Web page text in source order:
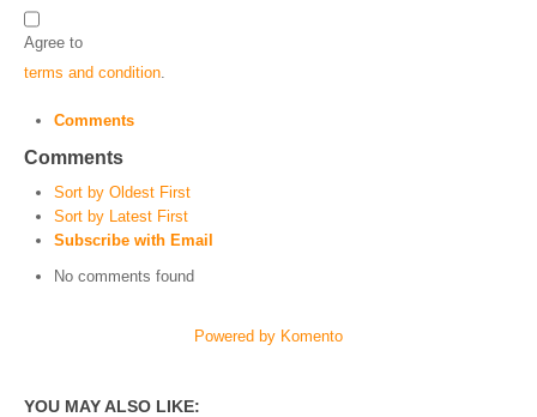
Agree to
terms and condition
Comments
Comments
Sort by Oldest First
Sort by Latest First
Subscribe with Email
No comments found
Powered by Komento
YOU MAY ALSO LIKE: